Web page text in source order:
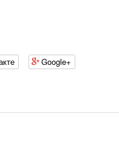
Google+